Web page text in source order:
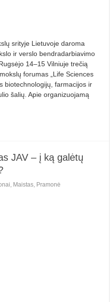
srityje Lietuvoje daroma
ir verslo bendradarbiavimo
14–15 Vilniuje trečią
forumas „Life Sciences
biotechnologijų, farmacijos ir
šalių. Apie organizuojamą
JAV – į ką galėtų
, Maistas, Pramonė